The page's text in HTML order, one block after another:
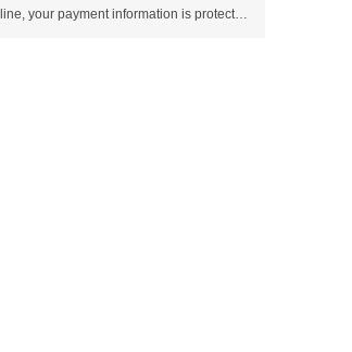
Use SSL protocol to ensure payment security. When paying online, your payment information is protected.